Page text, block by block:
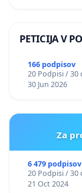
PETICIJA V
166 podpisov
20 Podpisi / 30
30 Jun 2026
Za
6 479 podpisov
20 Podpisi / 30
21 Oct 2024